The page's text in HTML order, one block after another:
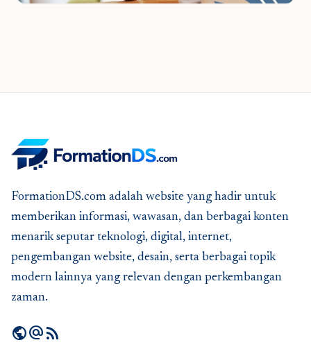
FormationDS.com adalah website yang hadir untuk
memberikan informasi, wawasan, dan berbagai konten
menarik seputar teknologi, digital, internet,
pengembangan website, desain, serta berbagai topik
modern lainnya yang relevan dengan perkembangan
zaman.
publicalternate_emailrss_feed